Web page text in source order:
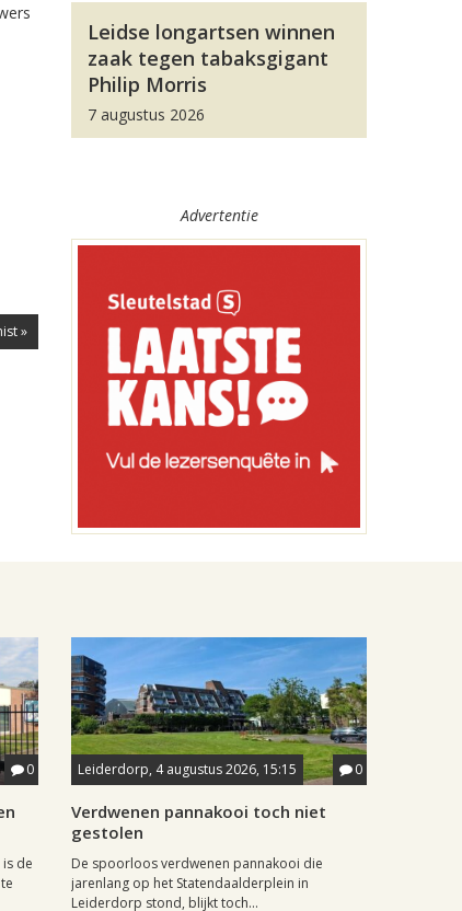
»
Leidse longartsen winnen
zaak tegen tabaksgigant
Philip Morris
7 augustus 2026
Advertentie
0
de
Leiderdorp, 4 augustus 2026, 15:15 0
Verdwenen pannakooi toch niet
gestolen
De spoorloos verdwenen pannakooi die
jarenlang op het Statendaalderplein in
Leiderdorp stond, blijkt toch...